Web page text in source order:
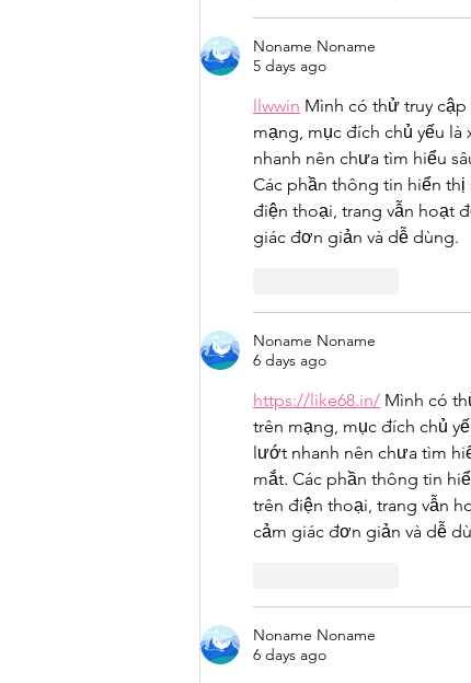
Noname Noname
5 days ago
llwwin Mình có thử truy
mạng, mục đích chủ yếu
nhanh nên chưa tìm hiểu
Các phần thông tin hiển
điện thoại, trang vẫn hoạt
giác đơn giản và dễ dùng.
Noname Noname
6 days ago
https://like68.in/ Mình có
trên mạng, mục đích chủ
lướt nhanh nên chưa tìm
mắt. Các phần thông tin
trên điện thoại, trang vẫn
cảm giác đơn giản và dễ
Noname Noname
6 days ago